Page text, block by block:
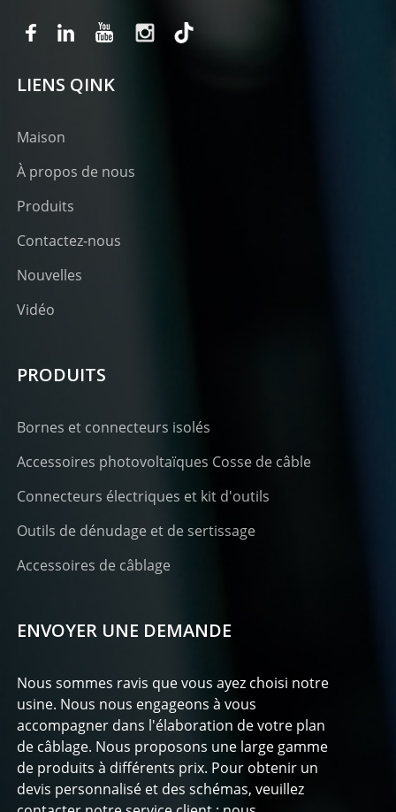
LIENS QINK
Maison
À propos de nous
Produits
Contactez-nous
Nouvelles
Vidéo
PRODUITS
Bornes et connecteurs isolés
Accessoires photovoltaïques Cosse de câble
Connecteurs électriques et kit d'outils
Outils de dénudage et de sertissage
Accessoires de câblage
ENVOYER UNE DEMANDE
Nous sommes ravis que vous ayez choisi notre
usine. Nous nous engageons à vous
accompagner dans l'élaboration de votre plan
de câblage. Nous proposons une large gamme
de produits à différents prix. Pour obtenir un
devis personnalisé et des schémas, veuillez